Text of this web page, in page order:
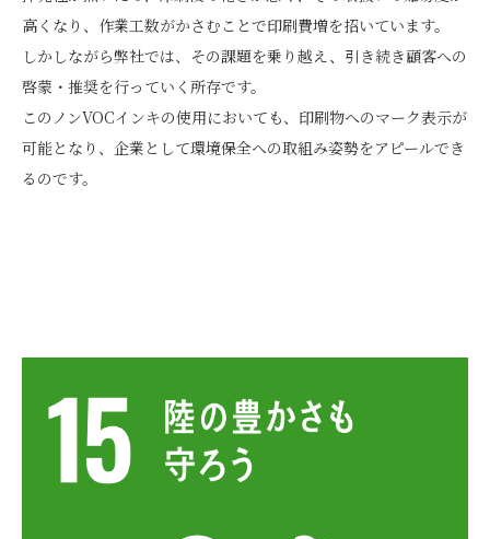
高くなり、作業工数がかさむことで印刷費増を招いています。
しかしながら弊社では、その課題を乗り越え、引き続き顧客への
啓蒙・推奨を行っていく所存です。
このノンVOCインキの使用においても、印刷物へのマーク表示が
可能となり、企業として環境保全への取組み姿勢をアピールでき
るのです。